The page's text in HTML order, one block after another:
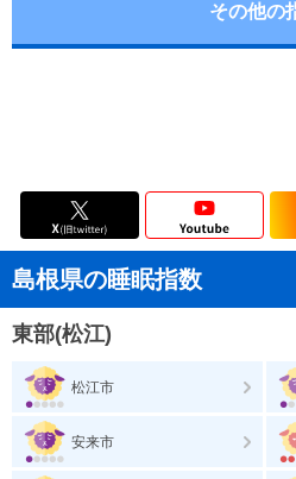
その他の
島根県の睡眠指数
東部(松江)
松江市
安来市